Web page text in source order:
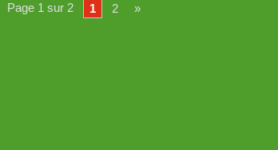
Page 1 sur 2 1 2 »